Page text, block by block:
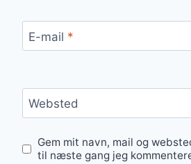
E-mail *
Websted
Gem mit navn, mail og
til næste gang jeg